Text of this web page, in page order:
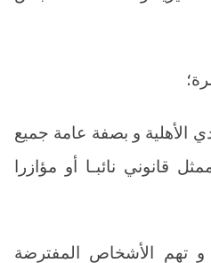
الأهلية و بصفة عامة جميع
قانوني نائبـا أو مؤازرا
و تهم الأشخاص المفترضة